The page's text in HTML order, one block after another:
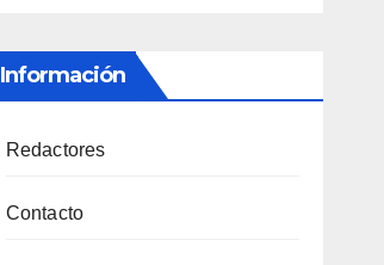
Información
Redactores
Contacto